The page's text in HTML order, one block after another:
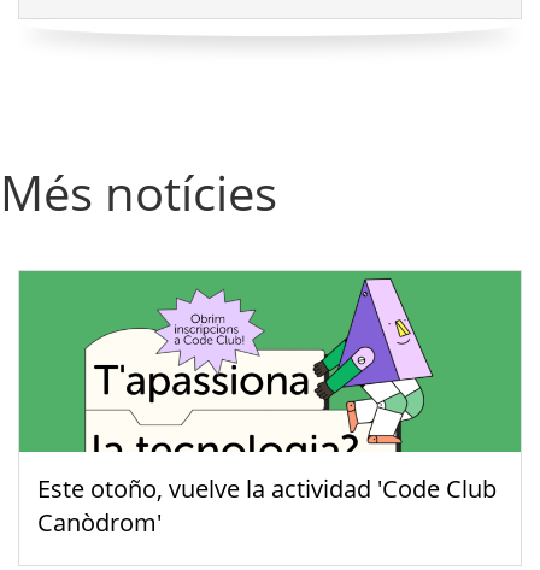
Més notícies
Este otoño, vuelve la actividad 'Code Club
Canòdrom'